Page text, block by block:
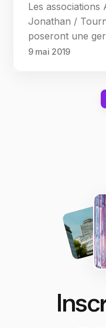
Les associations
Jonathan /
poseront une
9 mai 2019